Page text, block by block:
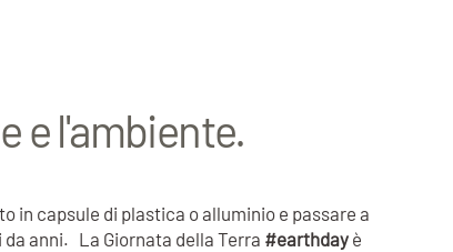
e l'ambiente.
in capsule di plastica o alluminio e passare a
anni. La Giornata della Terra #earthday è